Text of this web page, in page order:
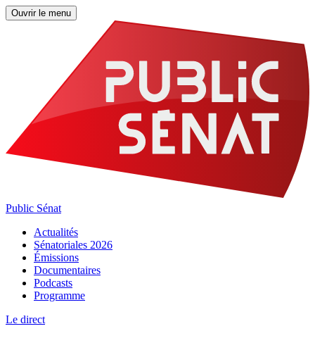
Ouvrir le menu
Public Sénat
Actualités
Sénatoriales 2026
Émissions
Documentaires
Podcasts
Programme
Le direct